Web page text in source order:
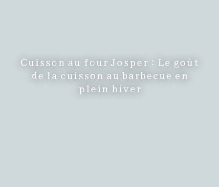
Cuisson au four Josper : Le goût
de la cuisson au barbecue en
plein hiver